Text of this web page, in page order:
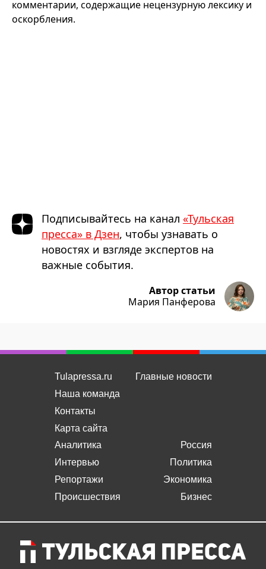
комментарии, содержащие нецензурную лексику и
оскорбления.
Подписывайтесь на канал «Тульская
пресса» в Дзен, чтобы узнавать о
новостях и взгляде экспертов на
важные события.
Автор статьи
Мария Панферова
Tulapressa.ru
Наша команда
Контакты
Карта сайта
Главные новости
Аналитика
Интервью
Репортажи
Происшествия
Россия
Политика
Экономика
Бизнес